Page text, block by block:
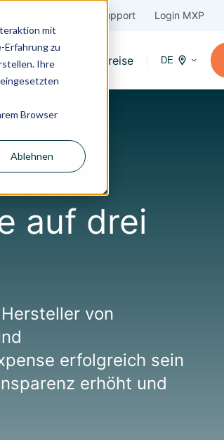
mit
Erfahrung zu
Ihre
Browser
Ablehnen
Support Login MXP
Ressourcen Preise DE
auf drei
von
erfolgreich sein
erhöht und